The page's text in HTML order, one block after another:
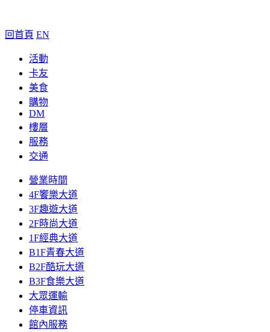
回首頁 EN
活動
卡友
美食
購物
DM
樓層
服務
交通
營業時間
4F饗樂大道
3F趣遊大道
2F時尚大道
1F經典大道
B1F青春大道
B2F酷玩大道
B3F食樂大道
大眾運輸
停車資訊
館內服務